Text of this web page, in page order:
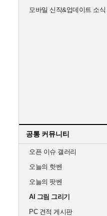
모바일 신작&업데이트 소식
공통 커뮤니티
오픈 이슈 갤러리
오늘의 핫벤
오늘의 팟벤
AI 그림 그리기
PC 견적 게시판